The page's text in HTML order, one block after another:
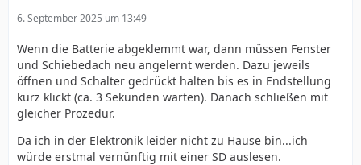
6. September 2025 um 13:49
Wenn die Batterie abgeklemmt war, dann müssen Fenster
und Schiebedach neu angelernt werden. Dazu jeweils
öffnen und Schalter gedrückt halten bis es in Endstellung
kurz klickt (ca. 3 Sekunden warten). Danach schließen mit
gleicher Prozedur.
Da ich in der Elektronik leider nicht zu Hause bin...ich
würde erstmal vernünftig mit einer SD auslesen.